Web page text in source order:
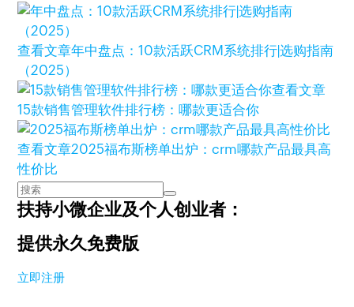
查看文章年中盘点：10款活跃CRM系统排行|选购指南
（2025）
查看文章
15款销售管理软件排行榜：哪款更适合你
查看文章2025福布斯榜单出炉：crm哪款产品最具高
性价比
扶持小微企业及个人创业者：
提供永久免费版
立即注册